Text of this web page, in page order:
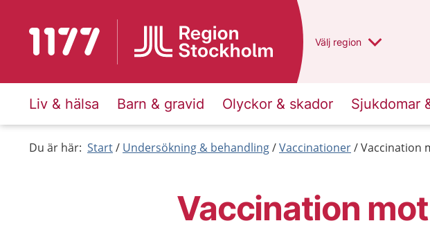
Till startsidan för 1177 Du har valt region
Välj en annan
region
Liv & hälsa Barn & gravid Olyckor & skador Sjukdomar
Du är här: Start Undersökning & behandling Vaccinationer Vaccination
Vaccination mot